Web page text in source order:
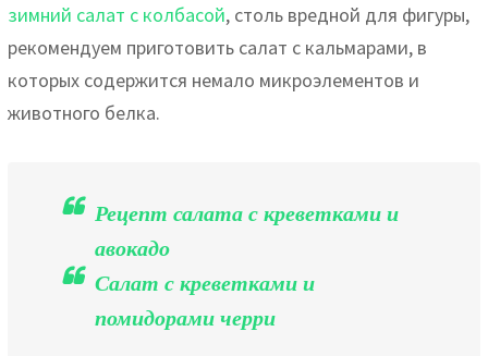
зимний салат с колбасой, столь вредной для фигуры,
рекомендуем приготовить салат с кальмарами, в
которых содержится немало микроэлементов и
животного белка.
Рецепт салата с креветками и
авокадо
Салат с креветками и
помидорами черри